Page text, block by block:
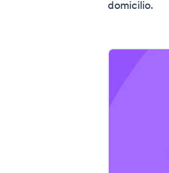
domicilio.